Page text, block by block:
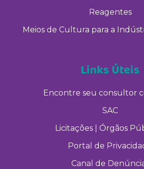
Reagentes
Meios de Cultura para a
Links Úteis
Encontre seu consultor
SAC
Licitações | Órgãos
Portal de
Canal de